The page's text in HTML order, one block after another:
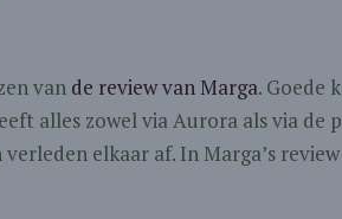
van de review van Marga. Goede
alles zowel via Aurora als via de
elkaar af. In Marga’s